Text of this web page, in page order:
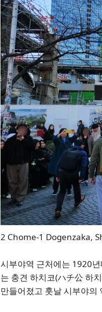
2 Chome-1 Dogenzaka,
시부야역 근처에는 1920
는 충견 하치코(ハチ公 하
만들어졌고 훗날 시부야의